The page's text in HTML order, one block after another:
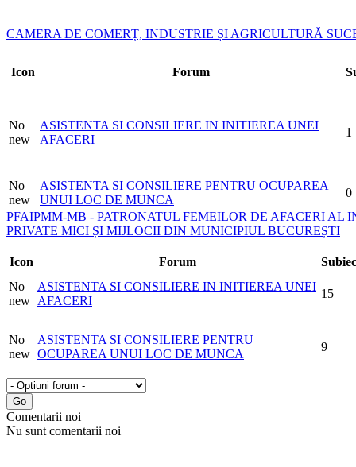
CAMERA DE COMERȚ, INDUSTRIE ȘI AGRICULTURĂ
Icon Forum
No
new
ASISTENTA SI CONSILIERE IN INITIEREA UNEI
AFACERI
1
No
new
ASISTENTA SI CONSILIERE PENTRU OCUPAREA
UNUI LOC DE MUNCA
0
PFAIPMM-MB - PATRONATUL FEMEILOR DE AFACERI AL
PRIVATE MICI ȘI MIJLOCII DIN MUNICIPIUL BUCUREȘTI
Icon Forum
No
new
ASISTENTA SI CONSILIERE IN INITIEREA UNEI
AFACERI
15
No
new
ASISTENTA SI CONSILIERE PENTRU
OCUPAREA UNUI LOC DE MUNCA
9
Comentarii noi
Nu sunt comentarii noi